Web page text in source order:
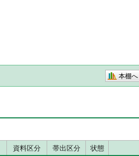
本棚へ
資料区分 帯出区分 状態